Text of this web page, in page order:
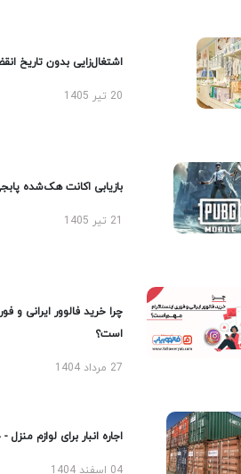
اشتغال‌زایی بدون تاریخ انقضا
20 تیر 1405
بازیابی اکانت هک‌شده پابجی
چرا خرید فالوور ایرانی و
است؟
27 مرداد 1404
اجاره انبار برای لوازم منزل -
04 اسفند 1404